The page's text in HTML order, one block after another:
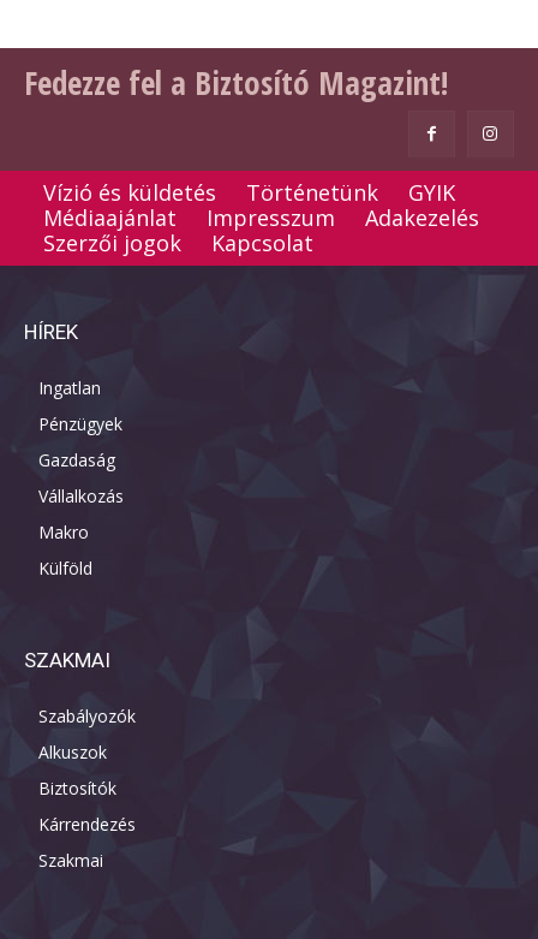
Fedezze fel a Biztosító Magazint!
Vízió és küldetés Történetünk
GYIK
Médiaajánlat
Impresszum
Adakezelés
Szerzői jogok
Kapcsolat
HÍREK
Ingatlan
Pénzügyek
Gazdaság
Vállalkozás
Makro
Külföld
SZAKMAI
Szabályozók
Alkuszok
Biztosítók
Kárrendezés
Szakmai